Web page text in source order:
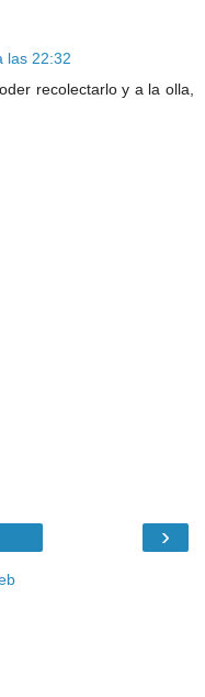
las 22:32
recolectarlo y a la olla,
›